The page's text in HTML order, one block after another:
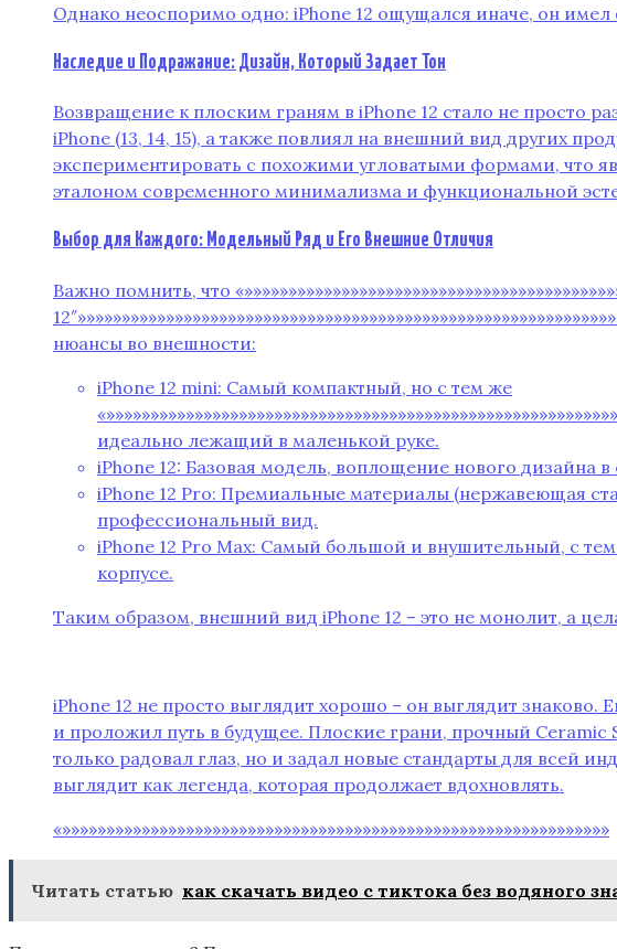
Однако неоспоримо одно: iPhone 12 ощущался иначе‚ он
Наследие и Подражание: Дизайн‚ Который Задает Тон
Возвращение к плоским граням в iPhone 12 стало не просто
iPhone (13‚ 14‚ 15)‚ а также повлиял на внешний вид других
экспериментировать с похожими угловатыми формами‚ что
эталоном современного минимализма и функциональной
Выбор для Каждого: Модельный Ряд и Его Внешние Отличия
Важно помнить‚ что
нюансы во внешности:
iPhone 12 mini: Самый компактный‚ но с тем же
идеально лежащий в маленькой руке.
iPhone 12: Базовая модель‚ воплощение нового дизайна
iPhone 12 Pro: Премиальные материалы (нержавеющая
профессиональный вид.
iPhone 12 Pro Max: Самый большой и внушительный‚ с
корпусе.
Таким образом‚ внешний вид iPhone 12 – это не монолит‚ а
iPhone 12 не просто выглядит хорошо – он выглядит
и проложил путь в будущее. Плоские грани‚ прочный Ceramic
только радовал глаз‚ но и задал новые стандарты для всей
выглядит как легенда‚ которая продолжает вдохновлять.
«»»»»»»»»»»»»»»»»»»»»»»»»»»»»»»»»»»»»»»»»»»»»»»»»»»»»»»»»»»»»»»
Читать статью как скачать видео с тиктока без водяного